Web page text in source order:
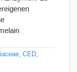
CED